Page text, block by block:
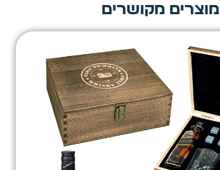
מוצרים מקושרים